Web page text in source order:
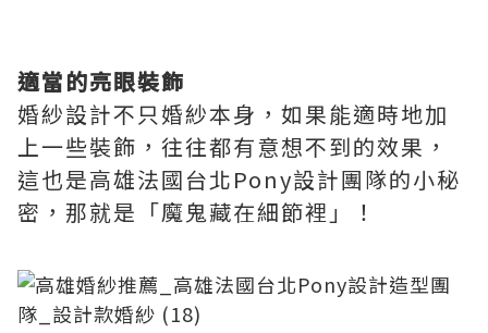
適當的亮眼裝飾
婚紗設計不只婚紗本身，如果能適時地加
上一些裝飾，往往都有意想不到的效果，
這也是高雄法國台北Pony設計團隊的小秘
密，那就是「魔鬼藏在細節裡」！